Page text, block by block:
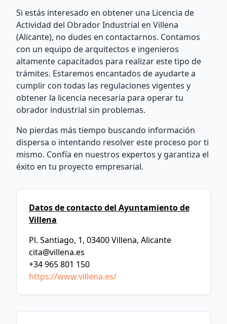
Si estás interesado en obtener una Licencia de
Actividad del Obrador Industrial en Villena
(Alicante), no dudes en contactarnos. Contamos
con un equipo de arquitectos e ingenieros
altamente capacitados para realizar este tipo de
trámites. Estaremos encantados de ayudarte a
cumplir con todas las regulaciones vigentes y
obtener la licencia necesaria para operar tu
obrador industrial sin problemas.
No pierdas más tiempo buscando información
dispersa o intentando resolver este proceso por ti
mismo. Confía en nuestros expertos y garantiza el
éxito en tu proyecto empresarial.
Datos de contacto del Ayuntamiento de
Villena
Pl. Santiago, 1, 03400 Villena, Alicante
cita@villena.es
+34 965 801 150
https://www.villena.es/